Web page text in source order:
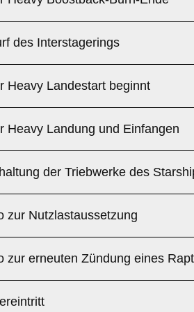
des Interstagerings
Heavy Landestart beginnt
Heavy Landung und Einfangen
der Triebwerke des
zur Nutzlastaussetzung
zur erneuten Zündung eines